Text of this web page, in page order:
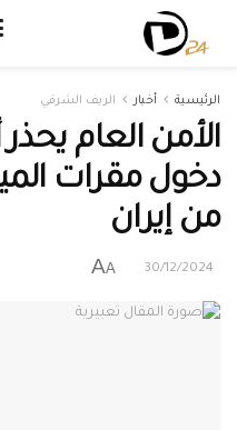
الرئيسية أخبار الريف الشرقي
الأمن العام
دخول مقرات
من إيران
30/12/2024
A
A